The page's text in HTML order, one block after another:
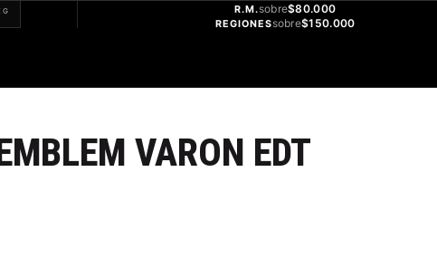
R.M.sobre$80.000
REGIONESsobre$150.000
VARON EDT